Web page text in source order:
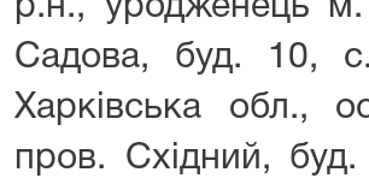
р.н., уродженець м.
Садова, буд. 10, с.
Харківська обл.,
пров. Східний,